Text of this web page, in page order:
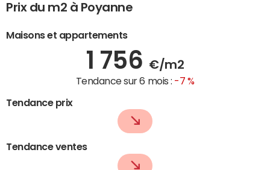
Prix du m2 à Poyanne
Maisons et appartements
1 756 €/m2
Tendance sur 6 mois : -7 %
Tendance prix
Tendance ventes